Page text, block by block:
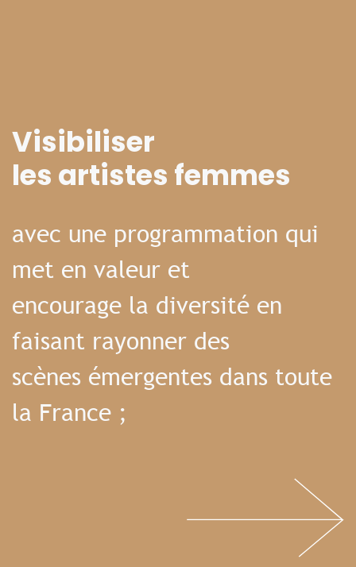
Visibiliser
les artistes femmes
avec une programmation qui
met en valeur et
encourage la diversité en
faisant rayonner des
scènes émergentes dans toute
la France ;